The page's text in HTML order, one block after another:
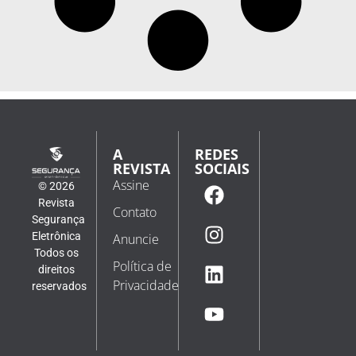
© 2026
Revista
Segurança
Eletrônica
Todos os
direitos
reservados
A
REVISTA
Assine
Contato
Anuncie
Política de
Privacidade
REDES
SOCIAIS